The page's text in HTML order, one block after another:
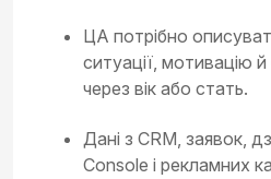
ЦА потрібно
ситуації, мотивацію
через вік або стать.
Дані з CRM, заявок,
Console і рекламних